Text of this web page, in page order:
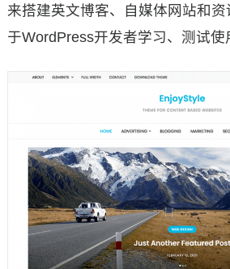
来搭建英文博客、自媒体网站和资
于WordPress开发者学习、测试使